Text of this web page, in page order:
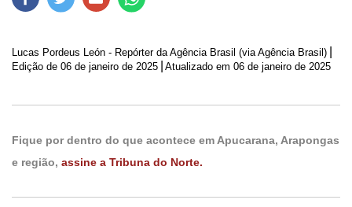
Lucas Pordeus León - Repórter da Agência Brasil (via Agência Brasil)
Edição de 06 de janeiro de 2025 Atualizado em 06 de janeiro de 2025
Fique por dentro do que acontece em Apucarana, Arapongas
e região, assine a Tribuna do Norte.